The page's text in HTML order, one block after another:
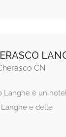
CN
Langhe è un
e delle